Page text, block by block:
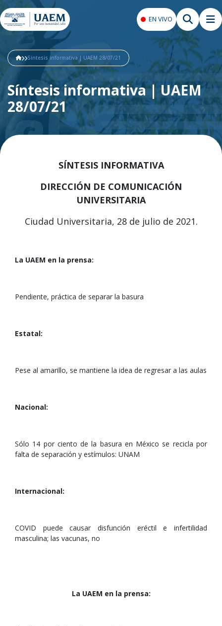
EN VIVO
Síntesis informativa | UAEM 28/07/21
Síntesis informativa | UAEM
28/07/21
SÍNTESIS INFORMATIVA
DIRECCIÓN DE COMUNICACIÓN
UNIVERSITARIA
Ciudad Universitaria, 28 de julio de 2021.
La UAEM en la prensa:
Pendiente, práctica de separar la basura
Estatal:
Pese al amarillo, se mantiene la idea de regresar a las aulas
Nacional:
Sólo 14 por ciento de la basura en México se recicla por
falta de separación y estímulos: UNAM
Internacional:
COVID puede causar disfunción eréctil e infertilidad
masculina; las vacunas, no
La UAEM en la prensa: